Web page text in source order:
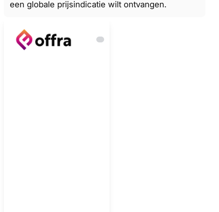
een globale prijsindicatie wilt ontvangen.